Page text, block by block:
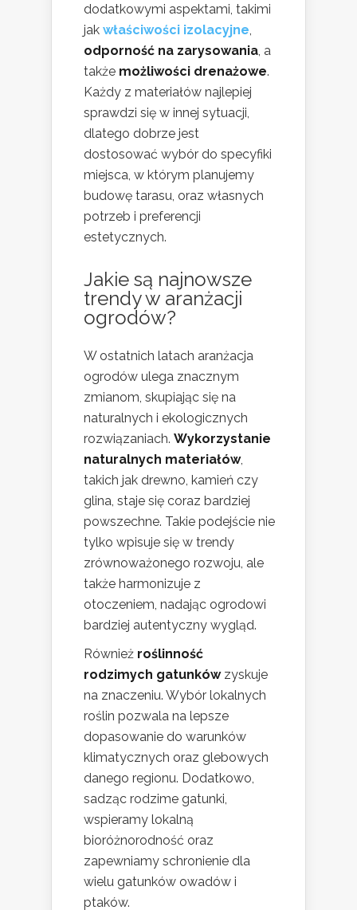
dodatkowymi aspektami, takimi
jak właściwości izolacyjne
odporność na zarysowania , a
także możliwości drenażowe.
Każdy z materiałów najlepiej
sprawdzi się w innej sytuacji,
dlatego dobrze jest
dostosować wybór do specyfiki
miejsca, w którym planujemy
budowę tarasu, oraz własnych
potrzeb i preferencji
estetycznych.
Jakie są najnowsze
trendy w aranżacji
ogrodów?
W ostatnich latach aranżacja
ogrodów ulega znacznym
zmianom, skupiając się na
naturalnych i ekologicznych
rozwiązaniach. Wykorzystanie
naturalnych materiałów,
takich jak drewno, kamień czy
glina, staje się coraz bardziej
powszechne. Takie podejście nie
tylko wpisuje się w trendy
zrównoważonego rozwoju, ale
także harmonizuje z
otoczeniem, nadając ogrodowi
bardziej autentyczny wygląd.
Również roślinność
rodzimych gatunkówzyskuje
na znaczeniu. Wybór lokalnych
roślin pozwala na lepsze
dopasowanie do warunków
klimatycznych oraz glebowych
danego regionu. Dodatkowo,
sadząc rodzime gatunki,
wspieramy lokalną
bioróżnorodność oraz
zapewniamy schronienie dla
wielu gatunków owadów i
ptaków.